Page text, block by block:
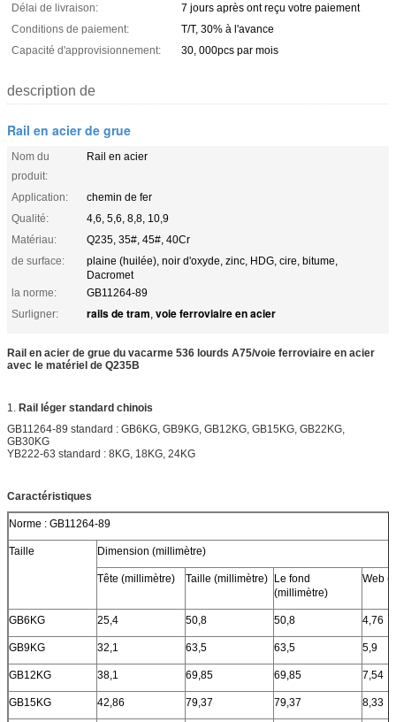
Délai de livraison:
7 jours après ont reçu votre paiement
Conditions de paiement:
T/T, 30% à l'avance
Capacité d'approvisionnement:
30, 000pcs par mois
description de
Rail en acier de grue
Nom du
produit:
Rail en acier
Application:
chemin de fer
Qualité:
4,6, 5,6, 8,8, 10,9
Matériau:
Q235, 35#, 45#, 40Cr
de surface:
plaine (huilée), noir d'oxyde, zinc, HDG, cire, bitume,
Dacromet
la norme:
GB11264-89
Surligner:
rails de tram, voie ferroviaire en acier
Rail en acier de grue du vacarme 536 lourds A75/voie ferroviaire en acier
avec le matériel de Q235B
1. Rail léger standard chinois
GB11264-89 standard : GB6KG, GB9KG, GB12KG, GB15KG, GB22KG,
GB30KG
YB222-63 standard : 8KG, 18KG, 24KG
Caractéristiques
Norme : GB11264-89
Taille Dimension (millimètre)
Tête (millimètre) Taille (millimètre) Le fond
(millimètre)
Web
GB6KG 25,4 50,8 50,8 4,76
GB9KG 32,1 63,5 63,5 5,9
GB12KG 38,1 69,85 69,85 7,54
GB15KG 42,86 79,37 79,37 8,33